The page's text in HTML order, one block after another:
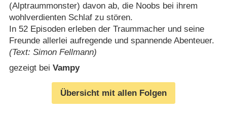
(Alptraummonster) davon ab, die Noobs bei ihrem
wohlverdienten Schlaf zu stören.
In 52 Episoden erleben der Traummacher und seine
Freunde allerlei aufregende und spannende Abenteuer.
(Text: Simon Fellmann)
gezeigt bei Vampy
Übersicht mit allen Folgen